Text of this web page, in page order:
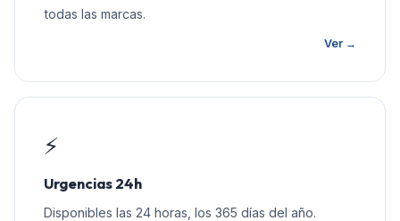
todas las marcas.
Ver →
⚡
Urgencias 24h
Disponibles las 24 horas, los 365 días del año.